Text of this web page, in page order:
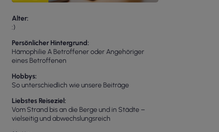
Alter
:)
Persönlicher Hintergrund
Hämophilie A Betroffener oder Angehöriger
eines Betroffenen
Hobbys
So unterschiedlich wie unsere Beiträge
Liebstes Reiseziel
Vom Strand bis an die Berge und in Städte –
vielseitig und abwechslungsreich